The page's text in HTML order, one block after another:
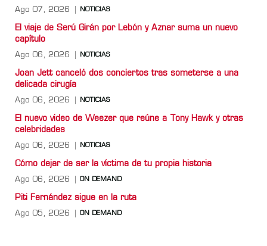
Ago 07, 2026 NOTICIAS
El viaje de Serú Girán por Lebón y Aznar suma un nuevo
capítulo
Ago 06, 2026 NOTICIAS
Joan Jett canceló dos conciertos tras someterse a una
delicada cirugía
Ago 06, 2026 NOTICIAS
El nuevo video de Weezer que reúne a Tony Hawk y otras
celebridades
Ago 06, 2026 NOTICIAS
Cómo dejar de ser la víctima de tu propia historia
Ago 06, 2026 ON DEMAND
Piti Fernández sigue en la ruta
Ago 05, 2026 ON DEMAND